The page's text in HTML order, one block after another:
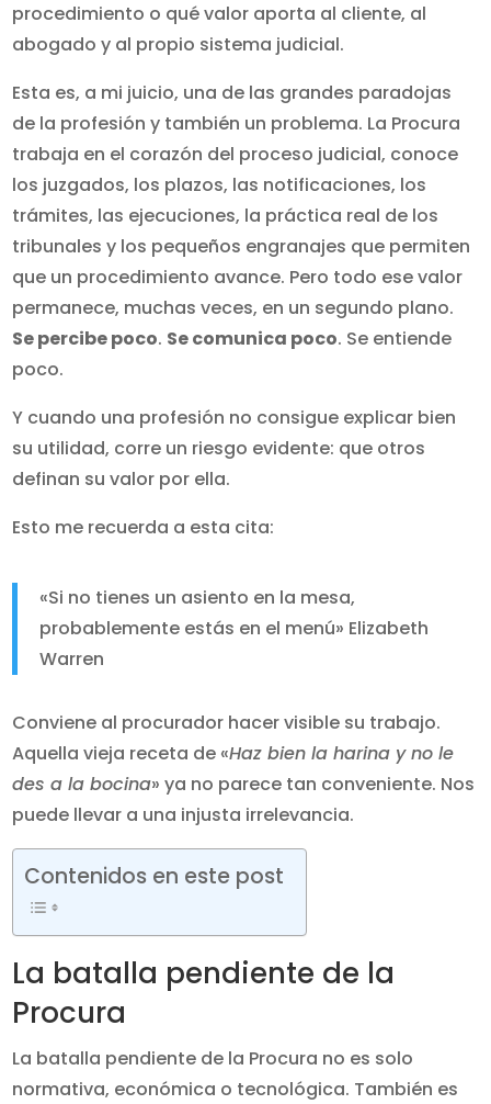
procedimiento o qué valor aporta al cliente, al
abogado y al propio sistema judicial.
Esta es, a mi juicio, una de las grandes paradojas
de la profesión y también un problema. La Procura
trabaja en el corazón del proceso judicial, conoce
los juzgados, los plazos, las notificaciones, los
trámites, las ejecuciones, la práctica real de los
tribunales y los pequeños engranajes que permiten
que un procedimiento avance. Pero todo ese valor
permanece, muchas veces, en un segundo plano.
Se percibe poco. Se comunica poco. Se entiende
poco.
Y cuando una profesión no consigue explicar bien
su utilidad, corre un riesgo evidente: que otros
definan su valor por ella.
Esto me recuerda a esta cita:
«Si no tienes un asiento en la mesa,
probablemente estás en el menú» Elizabeth
Warren
Conviene al procurador hacer visible su trabajo.
Aquella vieja receta de «Haz bien la harina y no le
des a la bocina» ya no parece tan conveniente. Nos
puede llevar a una injusta irrelevancia.
Contenidos en este post
La batalla pendiente de la
Procura
La batalla pendiente de la Procura no es solo
normativa, económica o tecnológica. También es